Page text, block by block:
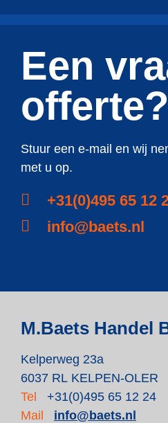
Een
offerte?
Stuur een e-mail en wij
met u op.
+31(0)495 65 12
info@baets.nl
M.Baets Handel
Kelperweg 23a
6037 RL KELPEN-OLER
Tel
+31(0)495 65 12 24
Mail
info@baets.nl